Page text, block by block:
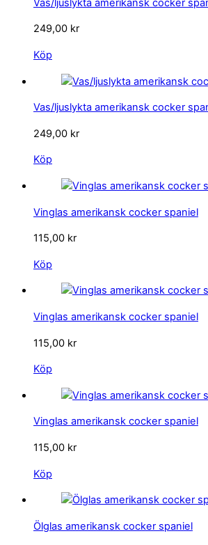
Vas/ljuslykta amerikansk cocker
249,00 kr
Köp
Vas/ljuslykta amerikansk cocker
249,00 kr
Köp
Vinglas amerikansk cocker spaniel
115,00 kr
Köp
Vinglas amerikansk cocker spaniel
115,00 kr
Köp
Vinglas amerikansk cocker spaniel
115,00 kr
Köp
Ölglas amerikansk cocker spaniel